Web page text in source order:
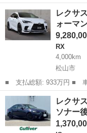
ー名： レクサス ■ 車種
０ バージョンＬ 調光パ
インナーミ...
愛媛 松山市 レクサ
レクサ
ォーマ
RX
4,000km
松山市
■ 支払総額: 933万円 ■ 車両本体価格： 9,280,000 円 ■ メーカー
名： レクサス ■ 車種名
ｈ Ｆスポーツパフォー
マンス（５名...
愛媛 松山市 RX
レクサ
ソナー